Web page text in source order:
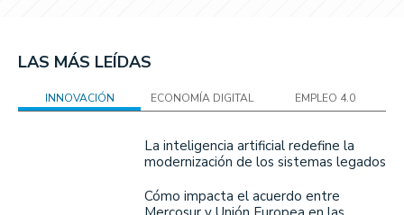
LAS MÁS LEÍDAS
INNOVACIÓN ECONOMÍA DIGITAL EMPLEO 4.0
La inteligencia artificial redefine la
modernización de los sistemas legados
Cómo impacta el acuerdo entre